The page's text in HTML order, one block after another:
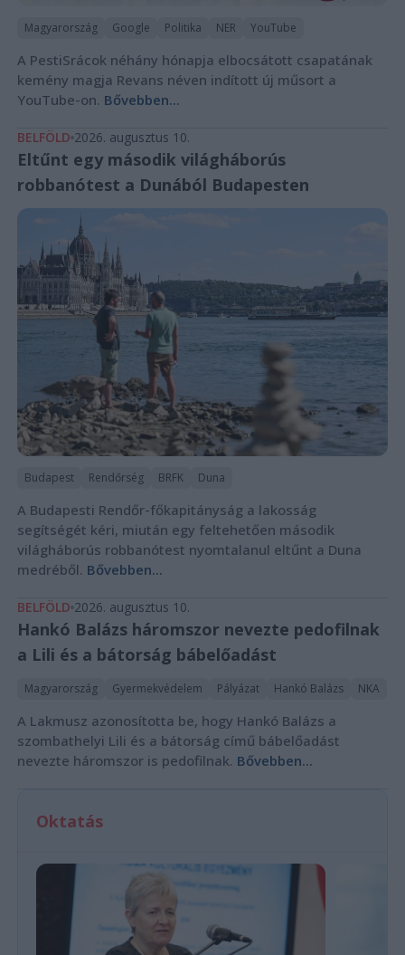
Magyarország Google Politika NER YouTube
A PestiSrácok néhány hónapja elbocsátott csapatának
kemény magja Revans néven indított új műsort a
YouTube-on. Bővebben...
BELFÖLD 2026. augusztus 10.
Eltűnt egy második világháborús
robbanótest a Dunából Budapesten
Budapest Rendőrség BRFK Duna
A Budapesti Rendőr-főkapitányság a lakosság
segítségét kéri, miután egy feltehetően második
világháborús robbanótest nyomtalanul eltűnt a Duna
medréből. Bővebben...
BELFÖLD 2026. augusztus 10.
Hankó Balázs háromszor nevezte pedofilnak
a Lili és a bátorság bábelőadást
Magyarország Gyermekvédelem Pályázat Hankó Balázs NKA
A Lakmusz azonosította be, hogy Hankó Balázs a
szombathelyi Lili és a bátorság című bábelőadást
nevezte háromszor is pedofilnak. Bővebben...
Oktatás